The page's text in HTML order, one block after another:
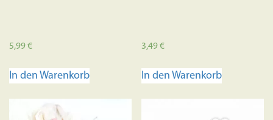
5,99€
In den Warenkorb
3,49€
In den Warenkorb